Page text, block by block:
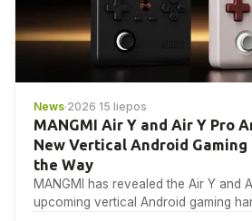
News·2026 15 liepos
MANGMI Air Y and Air Y Pro
New Vertical Android Gaming
the Way
MANGMI has revealed the Air Y and
upcoming vertical Android gaming